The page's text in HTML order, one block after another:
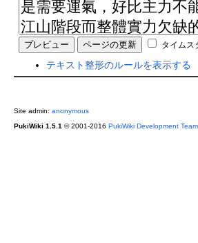
タイムス
テキスト整形のルールを表示する
Site admin: anonymous
PukiWiki 1.5.1 © 2001-2016 PukiWiki Development Team